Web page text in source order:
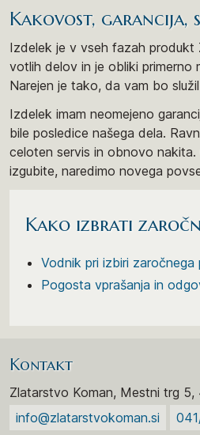
Kakovost, garancija,
Izdelek je v vseh fazah produkt
votlih delov in je obliki primerno
Narejen je tako, da vam bo
Izdelek imam neomejeno
bile posledice našega dela.
celoten servis in obnovo nakita.
izgubite, naredimo novega
Kako izbrati
Vodnik pri izbiri zaročnega
Pogosta vprašanja in
Kontakt
Zlatarstvo Koman, Mestni trg
info@zlatarstvokoman.si